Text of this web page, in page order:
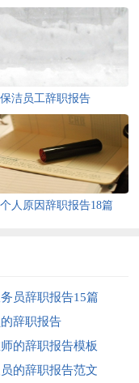
保洁员工辞职报告
人原因辞职报告18篇
员辞职报告15篇
辞职报告
的辞职报告模板
的辞职报告范文